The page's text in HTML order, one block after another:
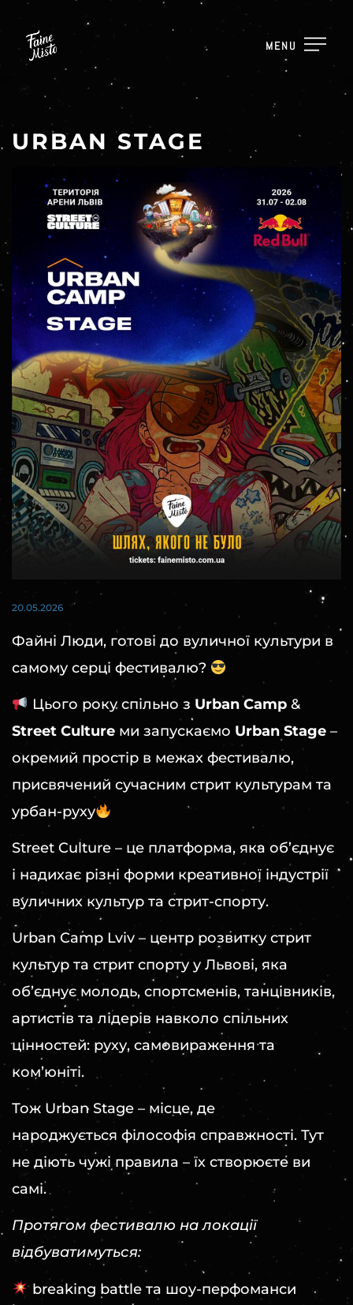
MENU
URBAN STAGE
20.05.2026
Файні Люди, готові до вуличної культури в
самому серці фестивалю?
Цього року спільно з Urban Camp&
Street Culture ми запускаємо Urban Stage –
окремий простір в межах фестивалю,
присвячений сучасним стрит культурам та
урбан-руху
Street Culture – це платформа, яка об’єднує
і надихає різні форми креативної індустрії
вуличних культур та стрит-спорту.
Urban Camp Lviv – центр розвитку стрит
культур та стрит спорту у Львові, яка
об’єднує молодь, спортсменів, танцівників,
артистів та лідерів навколо спільних
цінностей: руху, самовираження та
ком’юніті.
Тож Urban Stage – місце, де
народжується філософія справжності. Тут
не діють чужі правила – їх створюєте ви
самі.
Протягом фестивалю на локації
відбуватимуться:
breaking battle та шоу-перфоманси